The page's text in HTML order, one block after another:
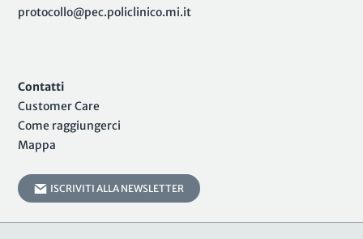
protocollo@pec.policlinico.mi.it
Contatti
Customer Care
Come raggiungerci
Mappa
ISCRIVITI ALLA NEWSLETTER